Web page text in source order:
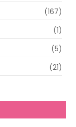
(167)
(1)
(5)
(21)